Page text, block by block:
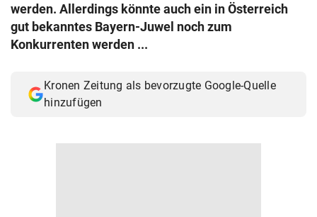
werden. Allerdings könnte auch ein in Österreich
gut bekanntes Bayern-Juwel noch zum
Konkurrenten werden ...
Kronen Zeitung als bevorzugte Google-Quelle
hinzufügen